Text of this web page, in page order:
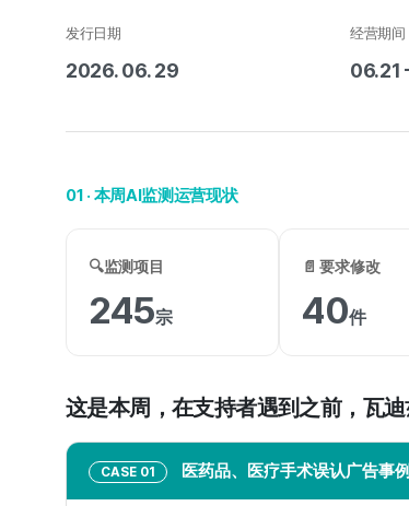
发行日期
2026. 06. 29
经营期间
06.21
01 · 本周AI监测运营现状
🔍监测项目
245宗
📄 要求修改
40件
这是本周，在支持者遇到之前，瓦
CASE 01 医药品、医疗手术误认广告事例